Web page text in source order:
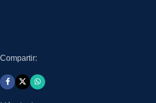
Compartir: